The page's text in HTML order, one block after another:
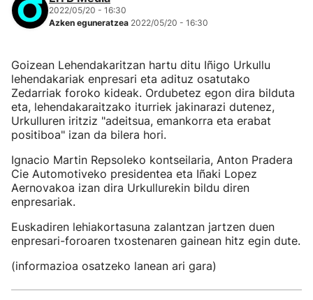
2022/05/20 - 16:30
Azken eguneratzea 2022/05/20 - 16:30
Goizean Lehendakaritzan hartu ditu Iñigo Urkullu
lehendakariak enpresari eta adituz osatutako
Zedarriak foroko kideak. Ordubetez egon dira bilduta
eta, lehendakaraitzako iturriek jakinarazi dutenez,
Urkulluren iritziz "adeitsua, emankorra eta erabat
positiboa" izan da bilera hori.
Ignacio Martin Repsoleko kontseilaria, Anton Pradera
Cie Automotiveko presidentea eta Iñaki Lopez
Aernovakoa izan dira Urkullurekin bildu diren
enpresariak.
Euskadiren lehiakortasuna zalantzan jartzen duen
enpresari-foroaren txostenaren gainean hitz egin dute.
(informazioa osatzeko lanean ari gara)